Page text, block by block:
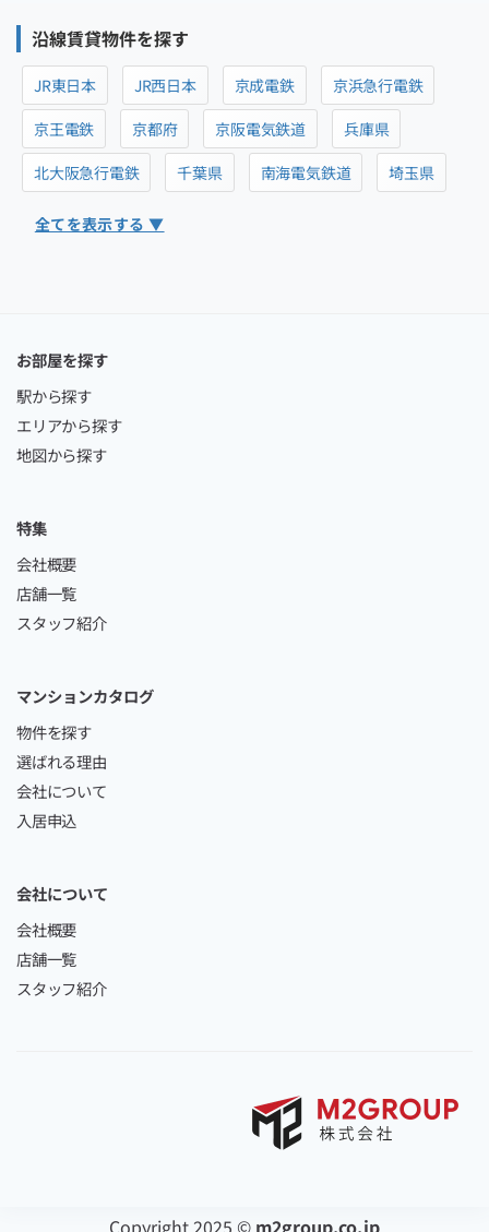
沿線賃貸物件を探す
JR東日本 JR西日本 京成電鉄
京浜急行電鉄
京王電鉄
京都府 京阪電気鉄道
兵庫県
北大阪急行電鉄
千葉県 南海電気鉄道 埼玉県
全てを表示する ▼
お部屋を探す
駅から探す
エリアから探す
地図から探す
特集
会社概要
店舗一覧
スタッフ紹介
マンションカタログ
物件を探す
選ばれる理由
会社について
入居申込
会社について
会社概要
店舗一覧
スタッフ紹介
Copyright 2025 © m2group.co.jp